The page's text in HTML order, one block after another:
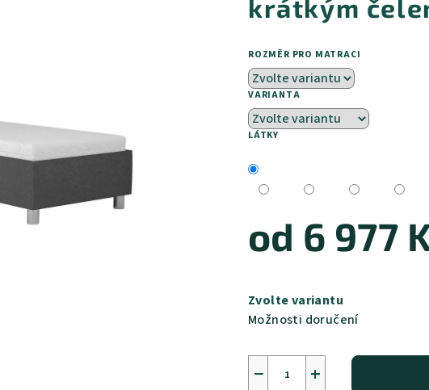
krátkým
ROZMĚR PRO MATRACI
VARIANTA
LÁTKY
od 6 977
cena:
Zvolte variantu
Možnosti doručení
+
−